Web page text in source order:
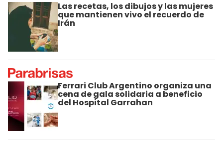
Las recetas, los dibujos y las mujeres
que mantienen vivo el recuerdo de
Irán
Ferrari Club Argentino organiza una
cena de gala solidaria a beneficio
del Hospital Garrahan